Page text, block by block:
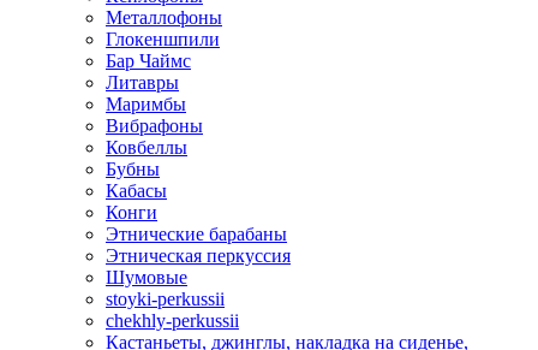
Металлофоны
Глокеншпили
Бар Чаймс
Литавры
Маримбы
Вибрафоны
Ковбеллы
Бубны
Кабасы
Конги
Этнические барабаны
Этническая перкуссия
Шумовые
stoyki-perkussii
chekhly-perkussii
Кастаньеты, джинглы, накладка на сиденье,